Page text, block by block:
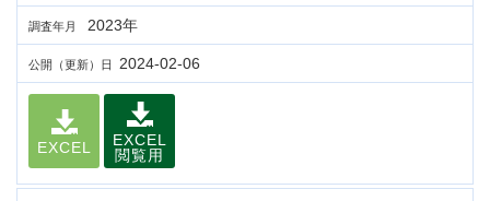
調査年月 2023年
公開（更新）日 2024-02-06
EXCEL
EXCEL
閲覧用